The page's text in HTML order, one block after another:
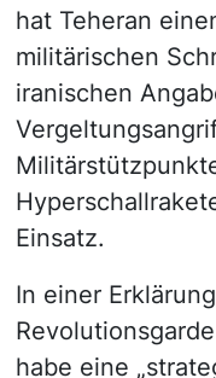
hat Teheran
militärischen
iranischen
Einsatz.
In einer
habe eine